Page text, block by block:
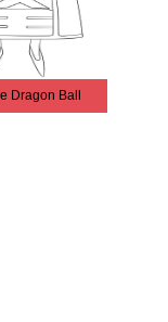
Dragon Ball